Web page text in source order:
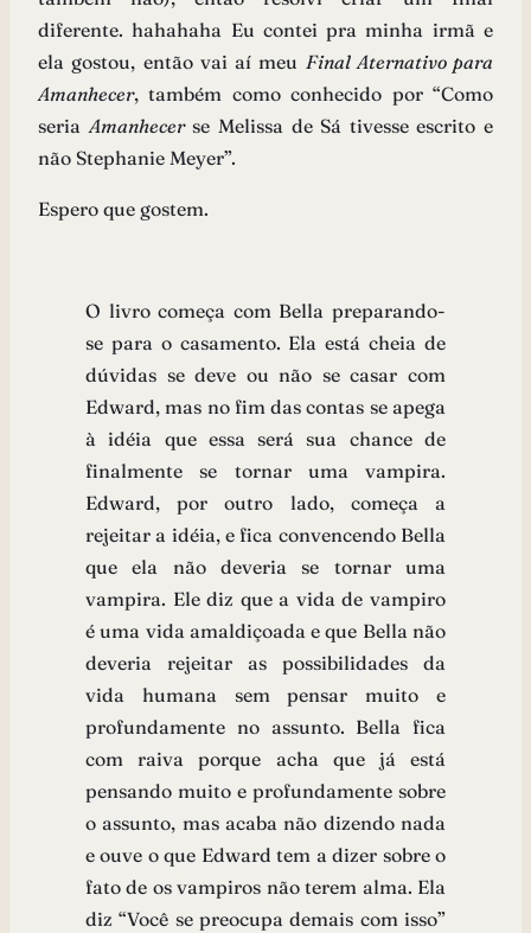
diferente. hahahaha Eu contei pra minha irmã e
ela gostou, então vai aí meu Final Aternativo para
Amanhecer, também como conhecido por “Como
seriaAmanhecerse Melissa de Sá tivesse escrito e
não Stephanie Meyer”.
Espero que gostem.
O livro começa com Bella preparando-
se para o casamento. Ela está cheia de
dúvidas se deve ou não se casar com
Edward, mas no fim das contas se apega
à idéia que essa será sua chance de
finalmente se tornar uma vampira.
Edward, por outro lado, começa a
rejeitar a idéia, e fica convencendo Bella
que ela não deveria se tornar uma
vampira. Ele diz que a vida de vampiro
é uma vida amaldiçoada e que Bella não
deveria rejeitar as possibilidades da
vida humana sem pensar muito e
profundamente no assunto. Bella fica
com raiva porque acha que já está
pensando muito e profundamente sobre
o assunto, mas acaba não dizendo nada
e ouve o que Edward tem a dizer sobre o
fato de os vampiros não terem alma. Ela
diz “Você se preocupa demais com isso”